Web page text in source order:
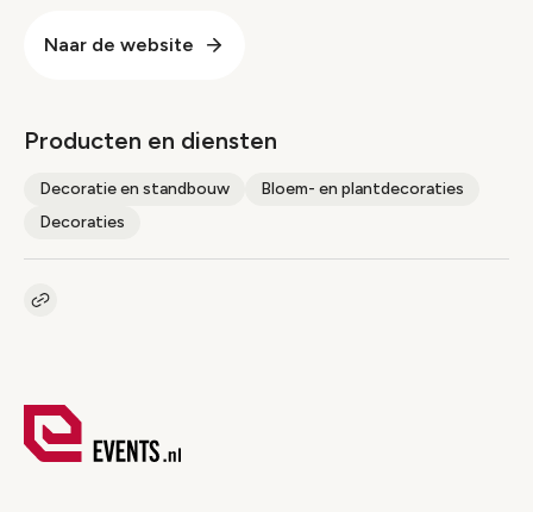
Naar de website
Producten en diensten
Decoratie en standbouw
Bloem- en plantdecoraties
Decoraties
Kopieer link naar pagina